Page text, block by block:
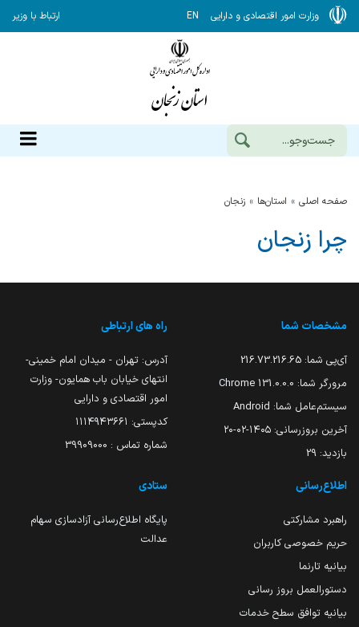
وزارت امور اقتصادی و دارایی EN ارتباط با وزیر
صفحه اصلی استان‌ها زنجان
چرا زنجان
مشخصات شما
آی‌پی شما: 216.73.216.65
مرورگر شما: 131.0.0.0 Chrome
سیستم‌عامل شما: Android
آخرین بروزرسانی: ۱۴۰۵-۰۲-۲۰
بازدید: 29
راه های ارتباطی
آدرس: تهران - میدان امام خمینی-
انتهای خیابان باب همایون- وزارت
امور اقتصادی و دارایی
کدپستی: ۱۱۱۴۹۴۳۶۶۱
شماره تماس : 39909000
اطلاع‌رسانی
راهبرد مشارکتی
حریم خصوصی کاربران
بیانیه تارنما
دستورالعمل بروز رسانی
بیانیه توافق سطح خدمات
ستادی
پایگاه اطلاع‌رسانی آزادسازی سهام
عدالت